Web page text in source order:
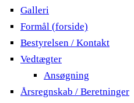
Galleri
Formål (forside)
Bestyrelsen / Kontakt
Vedtægter
Ansøgning
Årsregnskab / Beretninger